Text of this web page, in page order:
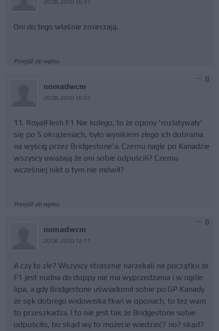
20.06.2010 16:31
Oni do tego właśnie zmierzają.
Przejdź do wpisu
nomadwcm
20.06.2010 16:01
0
11. RoyalFlesh F1 Nie kolego, to że opony 'rozlatywały'
się po 5 okrążeniach, było wynikiem złego ich dobrania
na wyścig przez Bridgestone'a. Czemu nagle po Kanadzie
wszyscy uważają że oni sobie odpuścili? Czemu
wcześniej nikt o tym nie mówił?
Przejdź do wpisu
nomadwcm
20.06.2010 12:11
0
A czy to zle? Wszyscy strasznie narzekali na początku że
F1 jest nudna do duppy nie ma wyprzedzania i w ogóle
lipa, a gdy Bridgestone uświadomił sobie po GP Kanady
że sęk dobrego widowiska tkwi w oponach, to też wam
to przeszkadza. I to nie jest tak że Bridgestone sobie
odpuściło, bo skąd wy to możecie wiedzieć? no? skąd?